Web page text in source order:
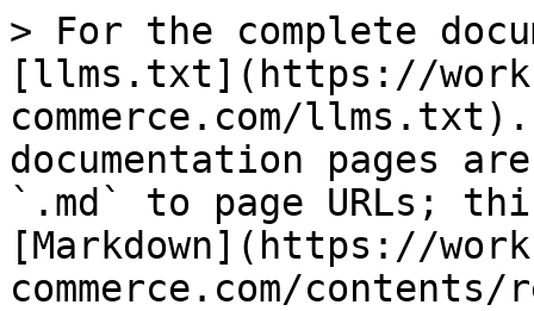
> For the complete
[llms.txt](https://
commerce.com/
documentation pages
`.md` to page URLs;
[Markdown](https://
commerce.com/contents/